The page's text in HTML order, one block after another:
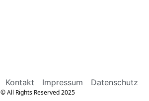
Kontakt Impressum Datenschutz
© All Rights Reserved 2025